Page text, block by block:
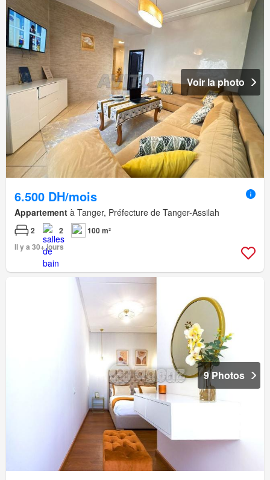
Voir la photo
6.500 DH/mois
Appartement à Tanger, Préfecture de Tanger-Assilah
2 2
100 m²
Il y a 30+ jours
9 Photos